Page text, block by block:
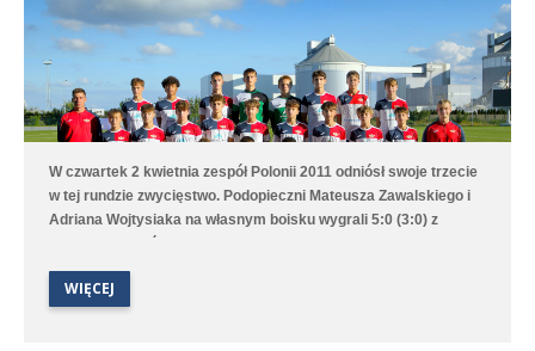
W czwartek 2 kwietnia zespół Polonii 2011 odniósł swoje trzecie
w tej rundzie zwycięstwo. Podopieczni Mateusza Zawalskiego i
Adriana Wojtysiaka na własnym boisku wygrali 5:0 (3:0) z
oraz Mikołaj Podlak, a raz piłkę do własnej bramki skierował
zawodnik gości. W ligowej tabeli nasza drużyna jest czwarta,
mając jednak tyle samo punktów co wicelider i trzeci zespół.
WIĘCEJ